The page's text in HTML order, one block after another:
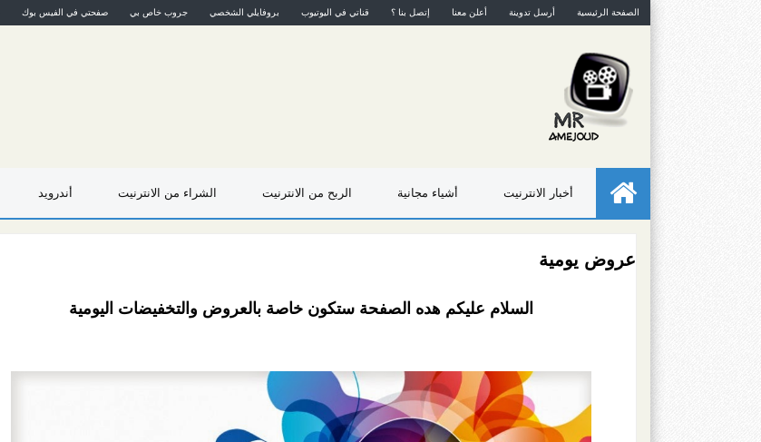
الصفحة الرئيسية أرسل تدوينة أعلن معنا إتصل بنا ؟ قناتي في اليوتيوب بروفايلي الشخصي جروب خاص بي صفحتي في الفيس بوك
أخبار الانترنيت أشياء مجانية الربح من الانترنيت الشراء من الانترنيت أندرويد
عروض يومية
السلام عليكم هده الصفحة ستكون خاصة بالعروض والتخفيضات اليومية